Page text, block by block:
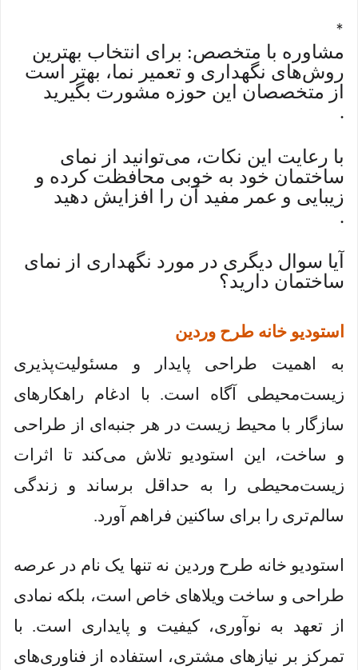
*
مشاوره با متخصص: برای انتخاب بهترین
روش‌های نگهداری و تعمیر نما، بهتر است
از متخصصان این حوزه مشورت بگیرید
.
با رعایت این نکات، می‌توانید از نمای
ساختمان خود به خوبی محافظت کرده و
زیبایی و عمر مفید آن را افزایش دهید
.
آیا سوال دیگری در مورد نگهداری از نمای
ساختمان دارید؟
استودیو خانه طرح وردین
به اهمیت طراحی پایدار و مسئولیت‌پذیری
زیست‌محیطی آگاه است. با ادغام راهکارهای
سازگار با محیط زیست در هر جنبه‌ای از طراحی
و ساخت، این استودیو تلاش می‌کند تا اثرات
زیست‌محیطی را به حداقل برساند و زندگی
سالم‌تری را برای ساکنین فراهم آورد.
استودیو خانه طرح وردین نه تنها یک نام در عرصه
طراحی و ساخت ویلاهای خاص است، بلکه نمادی
از تعهد به نوآوری، کیفیت و پایداری است. با
تمرکز بر نیازهای مشتری، استفاده از فناوری‌های